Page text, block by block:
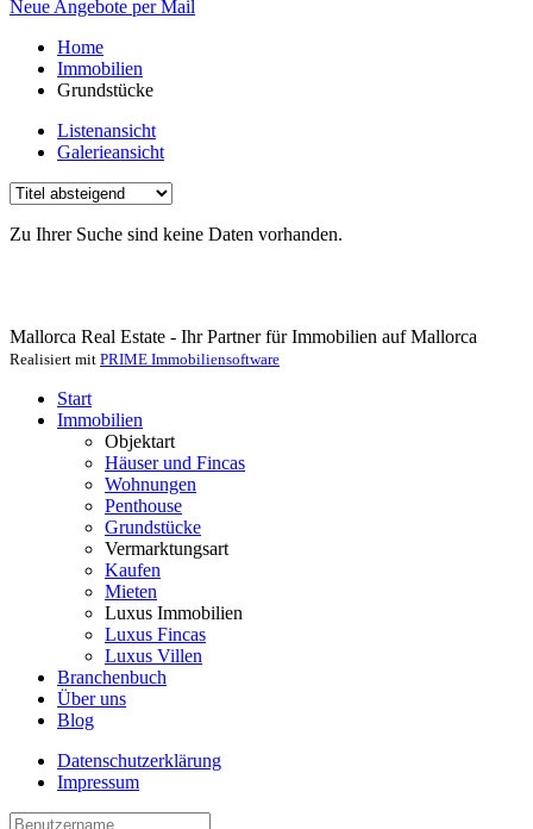
Neue Angebote per Mail
Home
Immobilien
Grundstücke
Listenansicht
Galerieansicht
Zu Ihrer Suche sind keine Daten vorhanden.
Mallorca Real Estate - Ihr Partner für Immobilien auf Mallorca
Realisiert mit PRIME Immobiliensoftware
Start
Immobilien
Objektart
Häuser und Fincas
Wohnungen
Penthouse
Grundstücke
Vermarktungsart
Kaufen
Mieten
Luxus Immobilien
Luxus Fincas
Luxus Villen
Branchenbuch
Über uns
Blog
Datenschutzerklärung
Impressum